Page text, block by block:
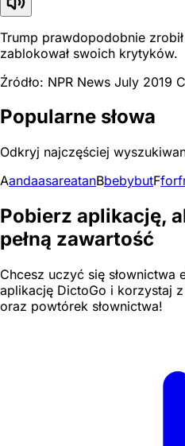
Trump prawdopodobnie
zablokował swoich krytyków.
Źródło: NPR News July 2019
Popularne słowa
Odkryj najczęściej
AandaasareatanBbebybutFfor
Pobierz aplikację,
pełną zawartość
Chcesz uczyć się słownictwa
aplikację DictoGo i korzystaj
oraz powtórek słownictwa!